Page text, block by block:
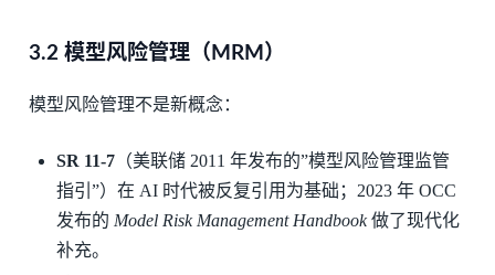
3.2 模型风险管理（MRM）
模型风险管理不是新概念：
SR 11-7 （美联储 2011 年发布的”模型风险管理监管
指引”）在 AI 时代被反复引用为基础；2023 年 OCC
发布的 Model Risk Management Handbook做了现代化
补充。